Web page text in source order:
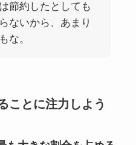
節約したとしても
ないから、あまり
な。
ことに注力しよう